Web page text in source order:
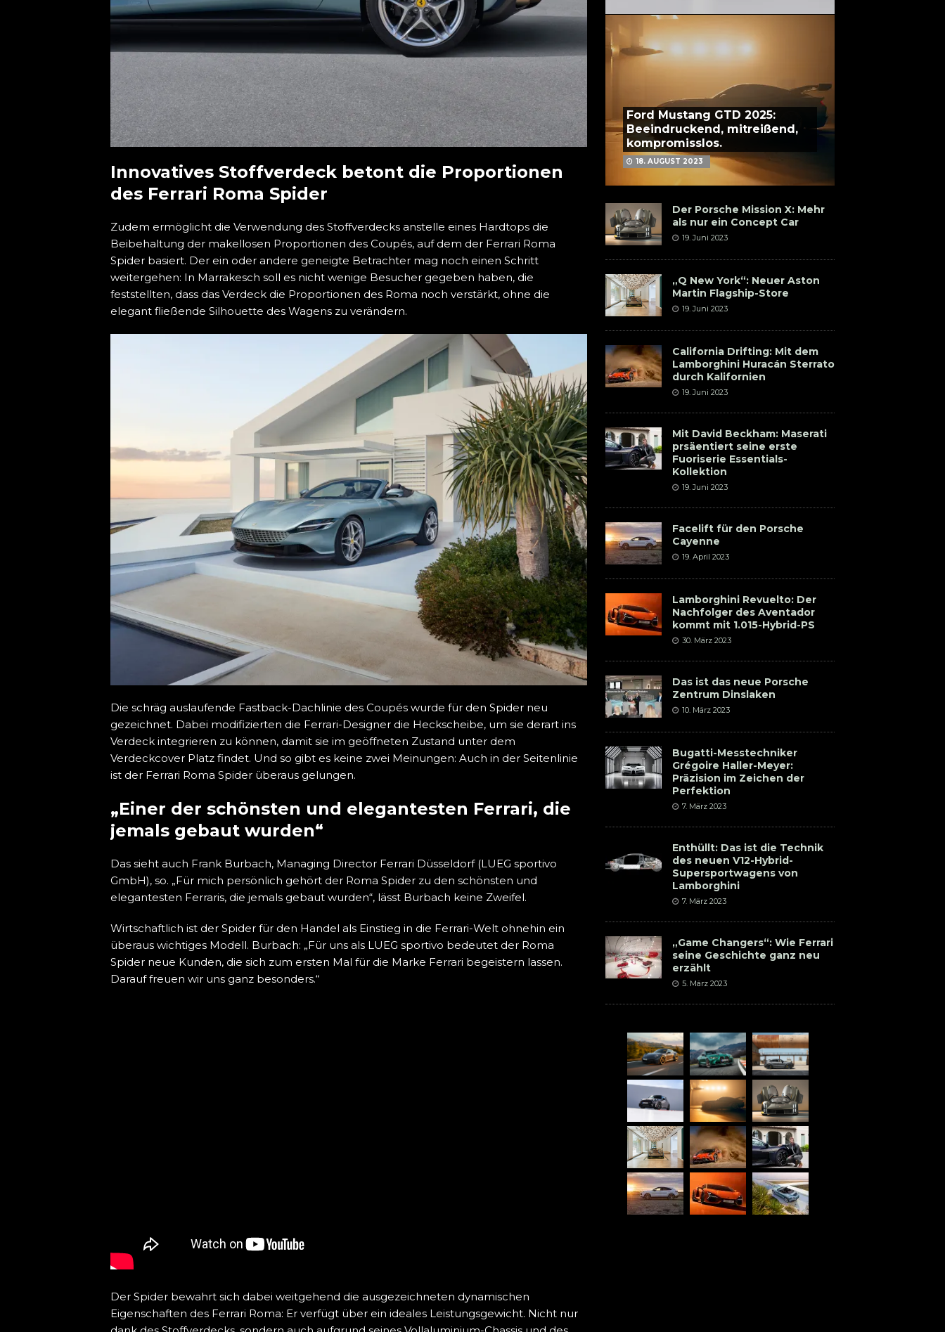
Innovatives Stoffverdeck betont die Proportionen
des Ferrari Roma Spider
Zudem ermöglicht die Verwendung des Stoffverdecks anstelle eines Hardtops die
Beibehaltung der makellosen Proportionen des Coupés, auf dem der Ferrari Roma
Spider basiert. Der ein oder andere geneigte Betrachter mag noch einen Schritt
weitergehen: In Marrakesch soll es nicht wenige Besucher gegeben haben, die
feststellten, dass das Verdeck die Proportionen des Roma noch verstärkt, ohne die
elegant fließende Silhouette des Wagens zu verändern.
Die schräg auslaufende Fastback-Dachlinie des Coupés wurde für den Spider neu
gezeichnet. Dabei modifizierten die Ferrari-Designer die Heckscheibe, um sie derart ins
Verdeck integrieren zu können, damit sie im geöffneten Zustand unter dem
Verdeckcover Platz findet. Und so gibt es keine zwei Meinungen: Auch in der Seitenlinie
ist der Ferrari Roma Spider überaus gelungen.
„Einer der schönsten und elegantesten Ferrari, die
jemals gebaut wurden“
Das sieht auch Frank Burbach, Managing Director Ferrari Düsseldorf (LUEG sportivo
GmbH), so. „Für mich persönlich gehört der Roma Spider zu den schönsten und
elegantesten Ferraris, die jemals gebaut wurden“, lässt Burbach keine Zweifel.
Wirtschaftlich ist der Spider für den Handel als Einstieg in die Ferrari-Welt ohnehin ein
überaus wichtiges Modell. Burbach: „Für uns als LUEG sportivo bedeutet der Roma
Spider neue Kunden, die sich zum ersten Mal für die Marke Ferrari begeistern lassen.
Darauf freuen wir uns ganz besonders.“
Der Spider bewahrt sich dabei weitgehend die ausgezeichneten dynamischen
Eigenschaften des Ferrari Roma: Er verfügt über ein ideales Leistungsgewicht. Nicht nur
Ford Mustang GTD 2025:
Beeindruckend, mitreißend,
kompromisslos.
18. AUGUST 2023
Der Porsche Mission X: Mehr
als nur ein Concept Car
19. Juni 2023
„Q New York“: Neuer Aston
Martin Flagship-Store
19. Juni 2023
California Drifting: Mit dem
Lamborghini Huracán Sterrato
durch Kalifornien
19. Juni 2023
Mit David Beckham: Maserati
prsäentiert seine erste
Fuoriserie Essentials-
Kollektion
19. Juni 2023
Facelift für den Porsche
Cayenne
19. April 2023
Lamborghini Revuelto: Der
Nachfolger des Aventador
kommt mit 1.015-Hybrid-PS
30. März 2023
Das ist das neue Porsche
Zentrum Dinslaken
10. März 2023
Bugatti-Messtechniker
Grégoire Haller-Meyer:
Präzision im Zeichen der
Perfektion
7. März 2023
Enthüllt: Das ist die Technik
des neuen V12-Hybrid-
Supersportwagens von
Lamborghini
7. März 2023
„Game Changers“: Wie Ferrari
seine Geschichte ganz neu
erzählt
5. März 2023